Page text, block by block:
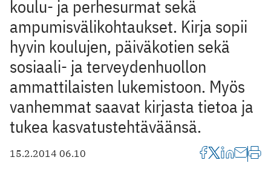
koulu- ja perhesurmat sekä
ampumisvälikohtaukset. Kirja sopii
hyvin koulujen, päiväkotien sekä
sosiaali- ja terveydenhuollon
ammattilaisten lukemistoon. Myös
vanhemmat saavat kirjasta tietoa ja
tukea kasvatustehtäväänsä.
15.2.2014 06.10